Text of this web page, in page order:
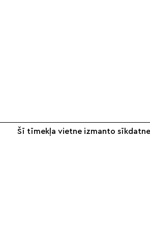
Šī tīmekļa vietne izmanto